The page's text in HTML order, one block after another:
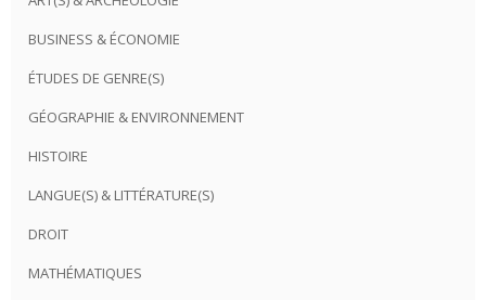
BUSINESS & ÉCONOMIE
ÉTUDES DE GENRE(S)
GÉOGRAPHIE & ENVIRONNEMENT
HISTOIRE
LANGUE(S) & LITTÉRATURE(S)
DROIT
MATHÉMATIQUES